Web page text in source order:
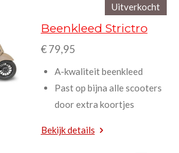
Uitverkocht
Beenkleed Strictro
€ 79,95
A-kwaliteit beenkleed
Past op bijna alle scooters
door extra koortjes
Bekijk details